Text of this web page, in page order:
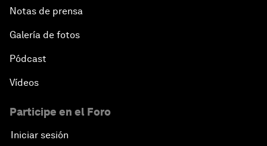
Notas de prensa
Galería de fotos
Pódcast
Vídeos
Participe en el Foro
Iniciar sesión